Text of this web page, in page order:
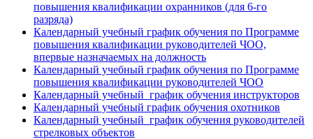
повышения квалификации охранников (для 6-го
разряда)
Календарный учебный график обучения по Программе
повышения квалификации руководителей ЧОО,
впервые назначаемых на должность
Календарный учебный график обучения по Программе
повышения квалификации руководителей ЧОО
Календарный учебный график обучения инструкторов
Календарный учебный график обучения охотников
Календарный учебный график обучения руководителей
стрелковых объектов